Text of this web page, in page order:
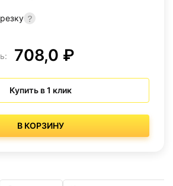
708,0 ₽
Купить в 1 клик
В КОРЗИНУ